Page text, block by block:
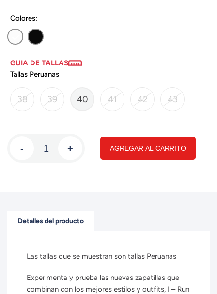
Colores:
GUIA DE TALLAS
Tallas Peruanas
38 39 40 41 42 43
- + AGREGAR AL CARRITO
Detalles del producto
Las tallas que se muestran son tallas Peruanas
Experimenta y prueba las nuevas zapatillas que
combinan con los mejores estilos y outfits, I – Run